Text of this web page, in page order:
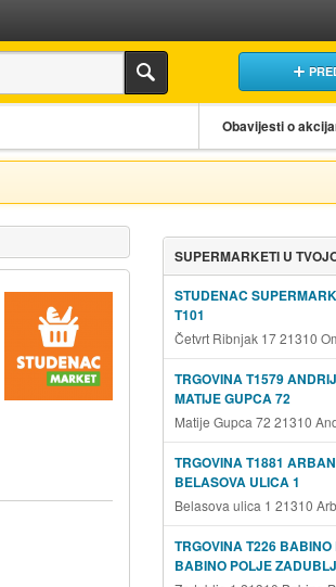
Obavijesti o
SUPERMARKETI U
STUDENAC
T101
Četvrt Ribnjak 17 21310
TRGOVINA T1579
MATIJE GUPCA 72
Matije Gupca 72 21310
TRGOVINA T1881
BELASOVA ULICA 1
Belasova ulica 1 21310
TRGOVINA T226 BABINO
BABINO POLJE